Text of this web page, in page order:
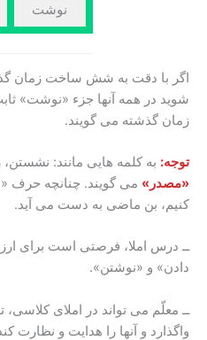
نوشت
اگر با دقت به شش ساخت زمان
شوید در همه آنها جزء «نوشت»
زمان گذشته می گویند.
توجه: به کلمه هایی مانند:
«مصدر» می گویند. چنانچه حرف
کنیم، بن ماضی به دست می آید.
ــ درس املا، فرصتی است برای
دادن» و «نوشتن».
ــ معلّم می تواند در املای کلاسی،
واگذارد و آنها را هدایت و نظارت